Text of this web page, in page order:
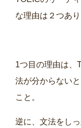
な理由は２つあり
1つ目の理由は、
法が分からない
こと。
逆に、文法をし